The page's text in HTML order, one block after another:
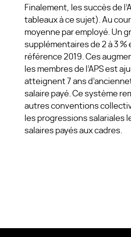
Finalement, les succès de
tableaux à ce sujet). Au
moyenne par employé. Un
supplémentaires de 2 à 3
référence 2019. Ces
les membres de l’APS est
atteignent 7 ans
salaire payé. Ce système
autres conventions
les progressions salariales
salaires payés aux cadres.